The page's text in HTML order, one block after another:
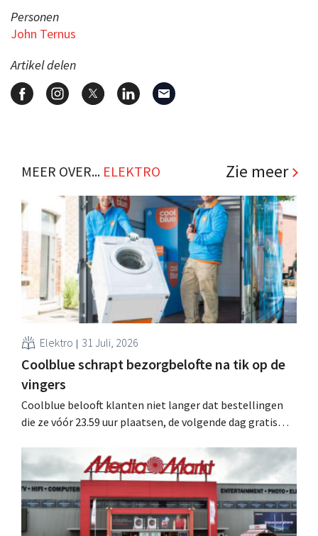
Personen
John Ternus
Artikel delen
MEER OVER... ELEKTRO Zie meer
Elektro 31 Juli, 2026
Coolblue schrapt bezorgbelofte na tik op de
vingers
Coolblue belooft klanten niet langer dat bestellingen
die ze vóór 23.59 uur plaatsen, de volgende dag gratis
nadat de Nederlandse Reclame Code Commissie
oordeelde dat de belofte misleidend en oneerlijk was.